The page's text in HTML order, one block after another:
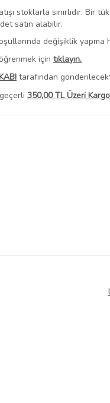
stoklarla sınırlıdır. Bir
satın alabilir.
değişiklik yapma
için tıklayın.
tarafından
350,00 TL Üzeri
Görüntüle